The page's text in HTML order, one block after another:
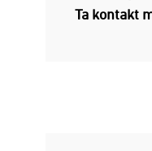
Ta kontakt